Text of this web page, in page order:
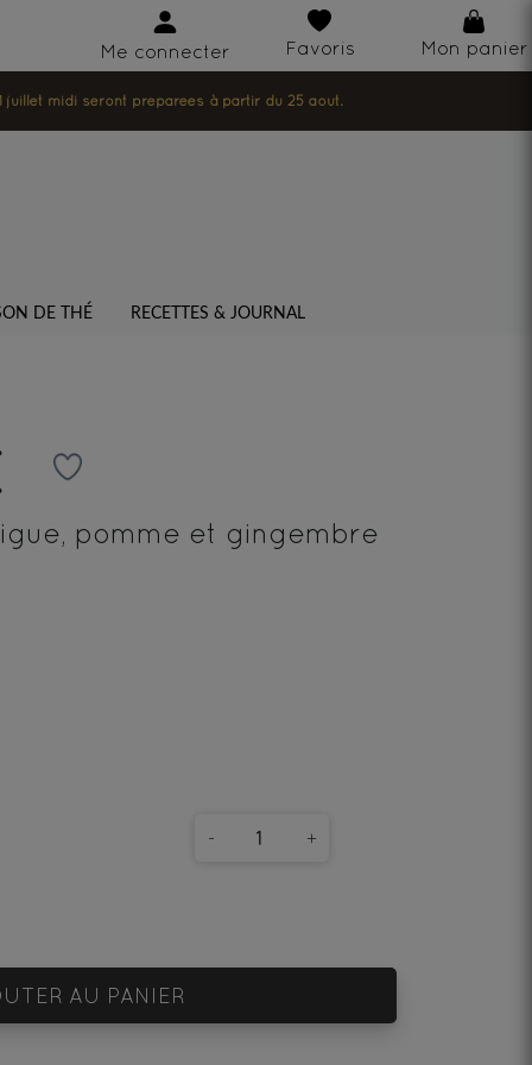
Me connecter Favoris Mon panier
juillet midi seront préparées à partir du 25 août.
DE THÉ RECETTES & JOURNAL
pomme et gingembre
- +
AU PANIER